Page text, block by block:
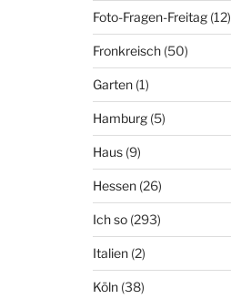
Foto-Fragen-Freitag(12)
Fronkreisch(50)
Garten(1)
Hamburg(5)
Haus(9)
Hessen(26)
Ich so(293)
Italien(2)
Köln(38)